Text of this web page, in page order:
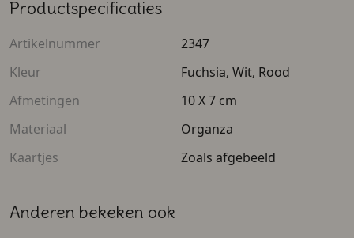
Productspecificaties
Artikelnummer
2347
Kleur
Fuchsia, Wit, Rood
Afmetingen
10 X 7 cm
Materiaal
Organza
Kaartjes
Zoals afgebeeld
Anderen bekeken ook